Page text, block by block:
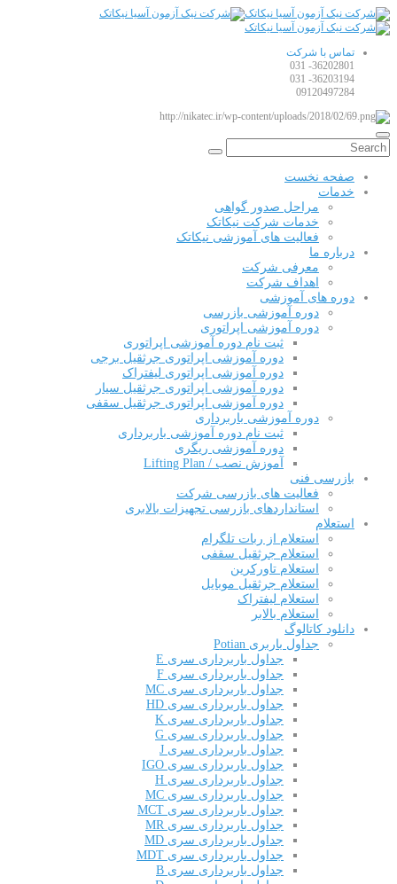
تماس با شرکت
36202801- 031
36203194- 031
09120497284
صفحه نخست
خدمات
مراحل صدور گواهی
خدمات شرکت نیکاتک
فعالیت های آموزشی نیکاتک
درباره ما
معرفی شرکت
اهداف شرکت
دوره های آموزشی
دوره آموزشی بازرسی
دوره آموزشی اپراتوری
ثبت نام دوره آموزشی اپراتوری
دوره آموزشی اپراتوری جرثقیل برجی
دوره آموزشی اپراتوری لیفتراک
دوره آموزشی اپراتوری جرثقیل سیار
دوره آموزشی اپراتوری جرثقیل سقفی
دوره آموزشی باربرداری
ثبت نام دوره آموزشی باربرداری
دوره آموزشی ریگری
آموزش نصب / Lifting Plan
بازرسی فنی
فعالیت های بازرسی شرکت
استانداردهای بازرسی تجهیزات بالابری
استعلام
استعلام از ربات تلگرام
استعلام جرثقیل سقفی
استعلام تاورکرین
استعلام جرثقیل موبایل
استعلام لیفتراک
استعلام بالابر
دانلود کاتالوگ
جداول باربری Potian
جداول باربرداری سری E
جداول باربرداری سری F
جداول باربرداری سری MC
جداول باربرداری سری HD
جداول باربرداری سری K
جداول باربرداری سری G
جداول باربرداری سری J
جداول باربرداری سری IGO
جداول باربرداری سری H
جداول باربرداری سری MC
جداول باربرداری سری MCT
جداول باربرداری سری MR
جداول باربرداری سری MD
جداول باربرداری سری MDT
جداول باربرداری سری B